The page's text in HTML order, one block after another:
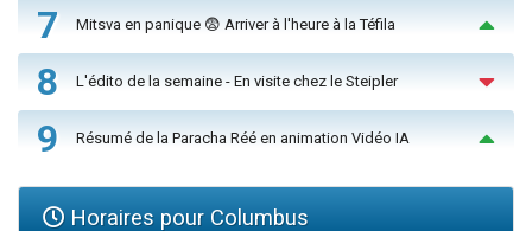
7 Mitsva en panique 😨 Arriver à l'heure à la Téfila
8 L'édito de la semaine - En visite chez le Steipler
9 Résumé de la Paracha Réé en animation Vidéo IA
Horaires pour Columbus